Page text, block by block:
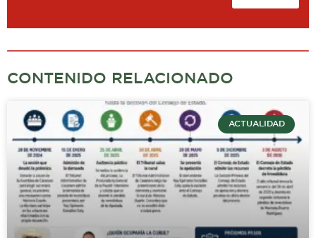
CONTENIDO RELACIONADO
ACTUALIDAD